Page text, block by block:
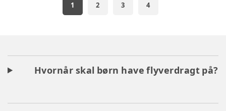
1 2 3 4
Hvornår skal børn have flyverdragt på?